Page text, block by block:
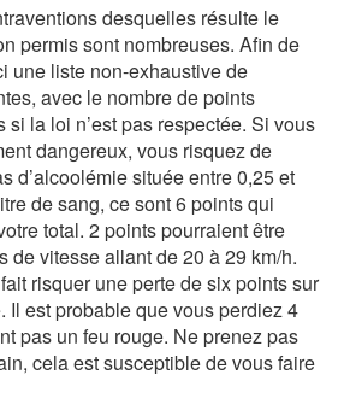
desquelles résulte le
permis sont nombreuses. Afin de
une liste non-exhaustive de
avec le nombre de points
la loi n’est pas respectée. Si vous
dangereux, vous risquez de
d’alcoolémie située entre 0,25 et
de sang, ce sont 6 points qui
total. 2 points pourraient être
de vitesse allant de 20 à 29 km/h.
risquer une perte de six points sur
Il est probable que vous perdiez 4
pas un feu rouge. Ne prenez pas
cela est susceptible de vous faire